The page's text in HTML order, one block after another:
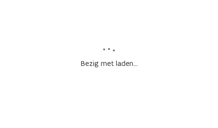
Bezig met laden...